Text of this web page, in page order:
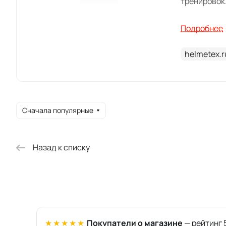
Антифог
сохраняя
Подробнее
Сначала популярные
Назад к списку
★★★★★ Покупатели о магазине — рейтинг